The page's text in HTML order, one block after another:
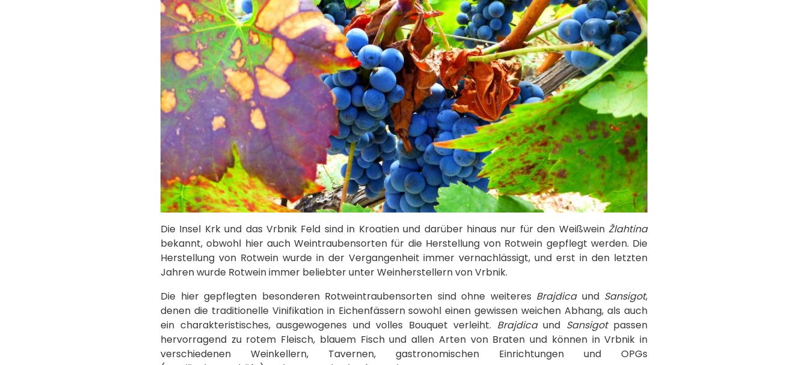
Die Insel Krk und das Vrbnik Feld sind in Kroatien und darüber hinaus nur für den Weißwein Žlahtina
bekannt, obwohl hier auch Weintraubensorten für die Herstellung von Rotwein gepflegt werden. Die
Herstellung von Rotwein wurde in der Vergangenheit immer vernachlässigt, und erst in den letzten
Jahren wurde Rotwein immer beliebter unter Weinherstellern von Vrbnik.
Die hier gepflegten besonderen Rotweintraubensorten sind ohne weiteres Brajdicaund Sansigot,
denen die traditionelle Vinifikation in Eichenfässern sowohl einen gewissen weichen Abhang, als auch
ein charakteristisches, ausgewogenes und volles Bouquet verleiht. Brajdicaund Sansigotpassen
hervorragend zu rotem Fleisch, blauem Fisch und allen Arten von Braten und können in Vrbnik in
verschiedenen Weinkellern, Tavernen, gastronomischen Einrichtungen und OPGs